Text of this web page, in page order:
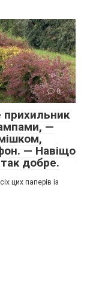
0
—
— Навіщо
добре.
цих паперів із